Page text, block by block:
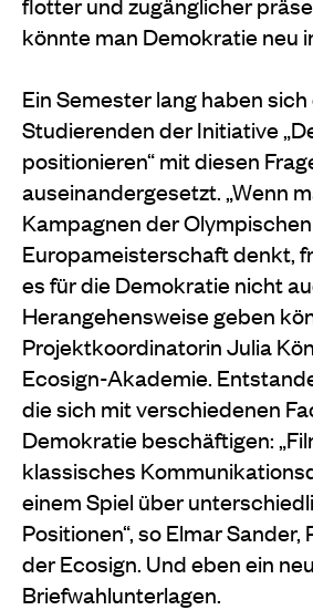
könnte man Demokratie neu
Ein Semester lang haben
Studierenden der Initiative
positionieren“ mit diesen
auseinandergesetzt. „Wenn
Kampagnen der
Europameisterschaft denkt,
es für die Demokratie nicht
Herangehensweise geben
Projektkoordinatorin Julia
Ecosign-Akademie.
die sich mit verschiedenen
Demokratie beschäftigen:
klassisches
einem Spiel über
Positionen“, so Elmar
der Ecosign. Und eben ein
Briefwahlunterlagen.